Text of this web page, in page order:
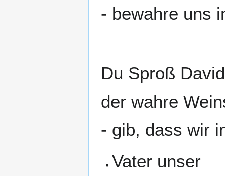
- bewahre uns
Du Sproß
der wahre
- gib, dass wir
Vater unser